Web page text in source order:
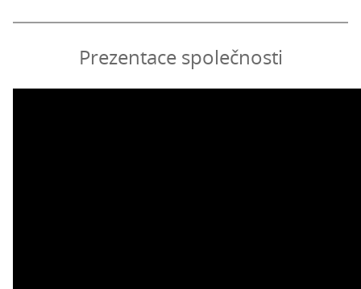
Prezentace společnosti